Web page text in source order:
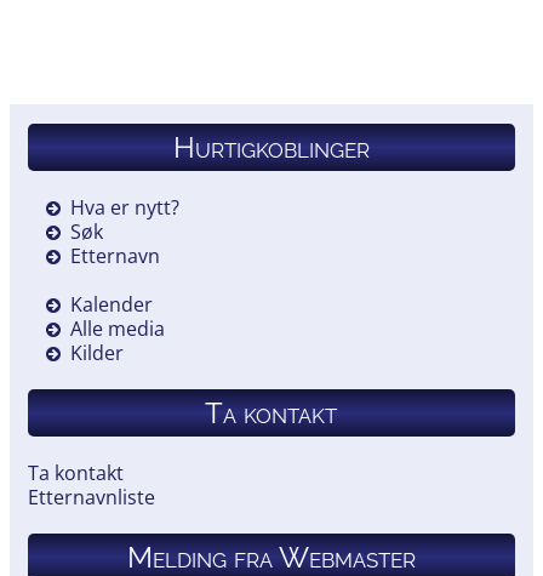
Hurtigkoblinger
Hva er nytt?
Søk
Etternavn
Kalender
Alle media
Kilder
Ta kontakt
Ta kontakt
Etternavnliste
Melding fra Webmaster